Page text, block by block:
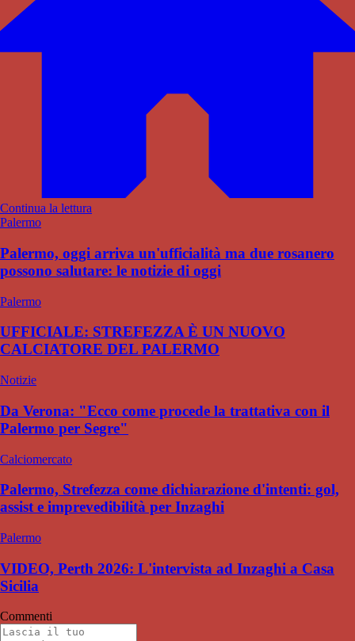
Continua la lettura
Palermo
Palermo, oggi arriva un'ufficialità ma due rosanero
possono salutare: le notizie di oggi
Palermo
UFFICIALE: STREFEZZA È UN NUOVO
CALCIATORE DEL PALERMO
Notizie
Da Verona: "Ecco come procede la trattativa con il
Palermo per Segre"
Calciomercato
Palermo, Strefezza come dichiarazione d'intenti: gol,
assist e imprevedibilità per Inzaghi
Palermo
VIDEO, Perth 2026: L'intervista ad Inzaghi a Casa
Sicilia
Commenti